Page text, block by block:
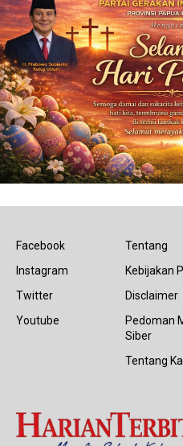
Facebook
Instagram
Twitter
Youtube
Tentang
Kebijakan
Disclaimer
Pedoman
Siber
Tentang